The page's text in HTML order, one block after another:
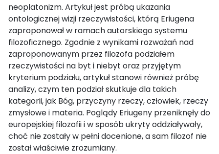
neoplatonizm. Artykuł jest próbą ukazania
ontologicznej wizji rzeczywistości, którą Eriugena
zaproponował w ramach autorskiego systemu
filozoficznego. Zgodnie z wynikami rozważań nad
zaproponowanym przez filozofa podziałem
rzeczywistości na byt i niebyt oraz przyjętym
kryterium podziału, artykuł stanowi również próbę
analizy, czym ten podział skutkuje dla takich
kategorii, jak Bóg, przyczyny rzeczy, człowiek, rzeczy
zmysłowe i materia. Poglądy Eriugeny przeniknęły do
europejskiej filozofii i w sposób ukryty oddziaływały,
choć nie zostały w pełni docenione, a sam filozof nie
został właściwie zrozumiany.